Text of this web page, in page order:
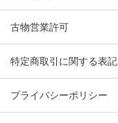
古物営業許可
特定商取引に関する表記
プライバシーポリシー